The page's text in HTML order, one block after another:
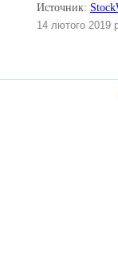
Источник:
14 лютого 2019